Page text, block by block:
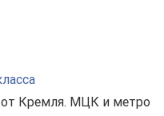
Кремля. МЦК и метро